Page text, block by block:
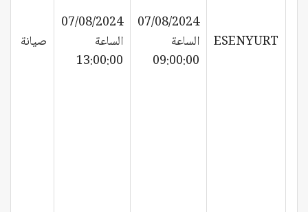
ESENYURT
07/08/2024
الساعة
09:00:00
07/08/2024
الساعة
13:00:00
صيانة